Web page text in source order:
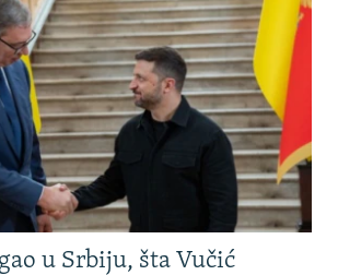
u Srbiju, šta Vučić